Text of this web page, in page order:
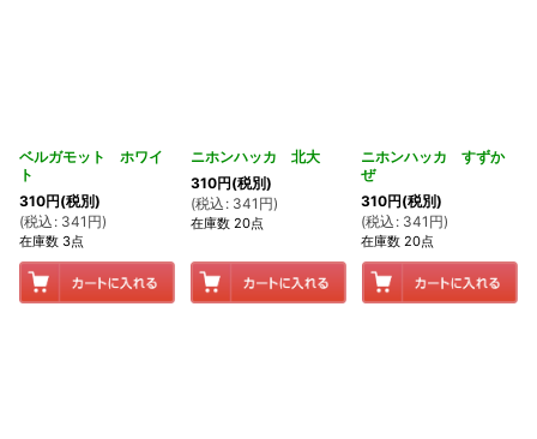
ベルガモット ホワイ
ト
310円(税別)
(税込 : 341 円)
在庫数 3点
ニホンハッカ 北大
310円(税別)
(税込 : 341 円)
在庫数 20点
ニホンハッカ すずか
ぜ
310円(税別)
(税込 : 341 円)
在庫数 20点